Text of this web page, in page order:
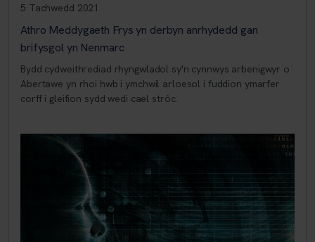
5 Tachwedd 2021
Athro Meddygaeth Frys yn derbyn anrhydedd gan
brifysgol yn Nenmarc
Bydd cydweithrediad rhyngwladol sy'n cynnwys arbenigwyr o
Abertawe yn rhoi hwb i ymchwil arloesol i fuddion ymarfer
corff i gleifion sydd wedi cael strôc.